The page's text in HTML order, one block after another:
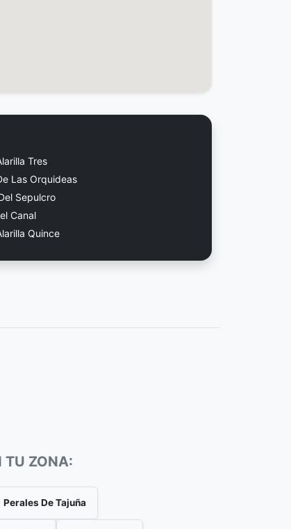
Tres
Las Orquideas
Sepulcro
Canal
Quince
TU ZONA:
Perales De Tajuña